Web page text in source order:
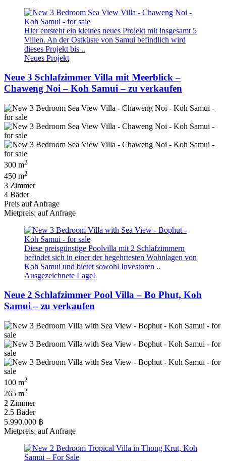
Hier entsteht ein kleines neues Projekt mit insgesamt 5
Villen. An der Ostküste von Samui befindlich wird
dieses Projekt bis ..
Neues Projekt
Neue 3 Schlafzimmer Villa mit Meerblick –
Chaweng Noi – Koh Samui – zu verkaufen
300 m2
450 m2
3 Zimmer
4 Bäder
Preis auf Anfrage
Mietpreis: auf Anfrage
Diese preisgünstige Poolvilla mit 2 Schlafzimmern
befindet sich in einer der begehrtesten Wohnlagen von
Koh Samui und bietet sowohl Investoren ..
Ausgezeichnete Lage!
Neue 2 Schlafzimmer Pool Villa – Bo Phut, Koh
Samui – zu verkaufen
100 m2
265 m2
2 Zimmer
2.5 Bäder
5.990.000 ฿
Mietpreis: auf Anfrage